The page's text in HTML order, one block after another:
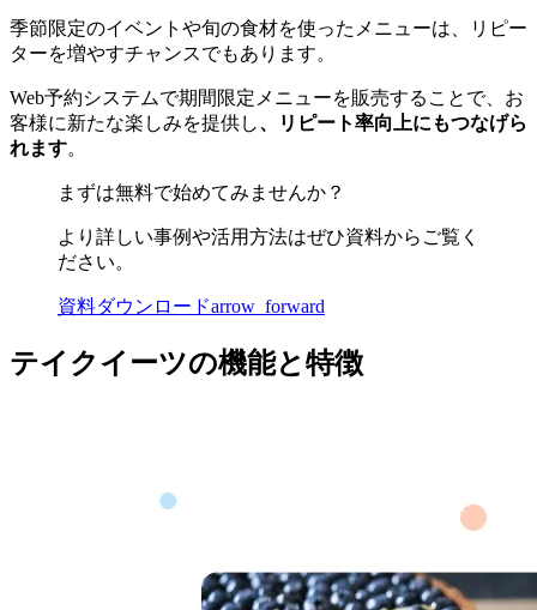
季節限定のイベントや旬の食材を使ったメニューは、リピー
ターを増やすチャンスでもあります。
Web予約システムで期間限定メニューを販売することで、お
客様に新たな楽しみを提供し、リピート率向上にもつなげら
れます。
まずは無料で始めてみませんか？
より詳しい事例や活用方法はぜひ資料からご覧く
ださい。
資料ダウンロードarrow_forward
テイクイーツの機能と特徴